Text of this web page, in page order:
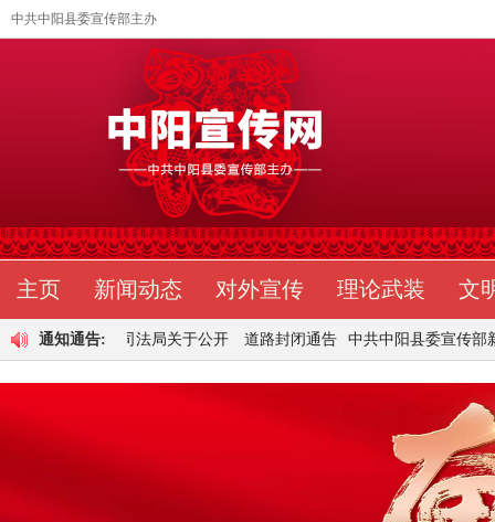
中共中阳县委宣传部主办
主页 新闻动态 对外宣传 理论武装 文
通知通告:
县司法局关于公开 道路封闭通告 中共中阳县委宣传部新 中共中阳